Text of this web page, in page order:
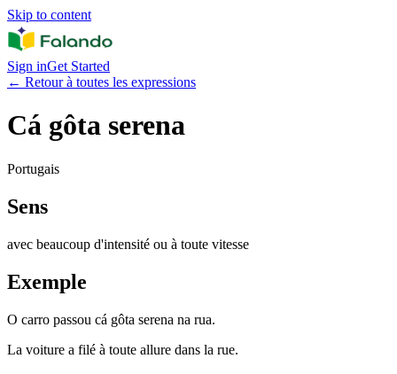
Skip to content
Sign inGet Started
← Retour à toutes les expressions
Cá gôta serena
Portugais
Sens
avec beaucoup d'intensité ou à toute vitesse
Exemple
O carro passou cá gôta serena na rua.
La voiture a filé à toute allure dans la rue.